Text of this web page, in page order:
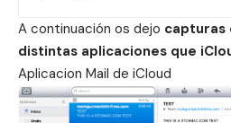
A continuación os dejo capturas
distintas aplicaciones que
Aplicacion Mail de iCloud